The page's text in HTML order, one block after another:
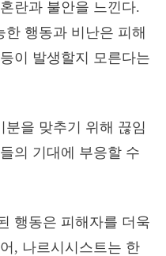
란과 불안을 느낀다.
행동과 비난은 피해
이 발생할지 모른다는
을 맞추기 위해 끊임
의 기대에 부응할 수
행동은 피해자를 더욱
, 나르시시스트는 한